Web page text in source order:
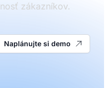
zákazníkov.
Naplánujte si demo